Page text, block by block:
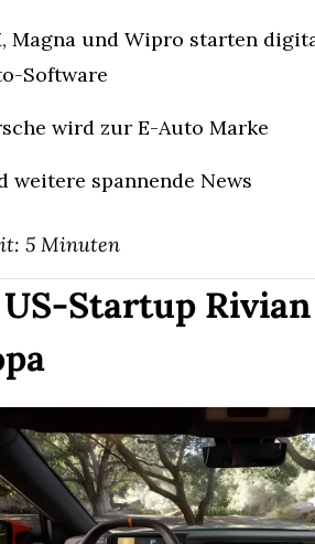
Magna und Wipro starten
Software
wird zur E-Auto Marke
weitere spannende News
5 Minuten
Startup